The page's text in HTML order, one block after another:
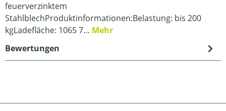
feuerverzinktem
StahlblechProduktinformationen:Belastung: bis 200
kgLadefläche: 1065 7… Mehr
Bewertungen